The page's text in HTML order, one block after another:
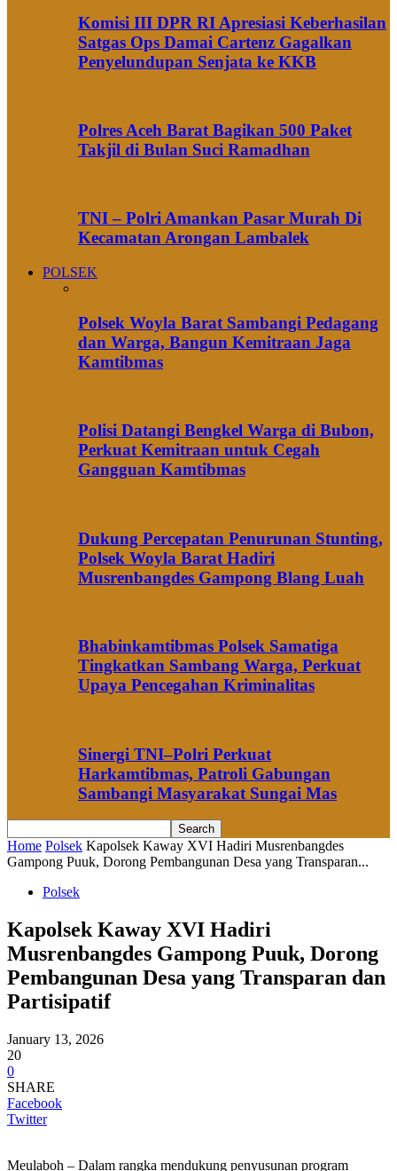
Komisi III DPR RI Apresiasi Keberhasilan
Satgas Ops Damai Cartenz Gagalkan
Penyelundupan Senjata ke KKB
Polres Aceh Barat Bagikan 500 Paket
Takjil di Bulan Suci Ramadhan
TNI – Polri Amankan Pasar Murah Di
Kecamatan Arongan Lambalek
POLSEK
Polsek Woyla Barat Sambangi Pedagang
dan Warga, Bangun Kemitraan Jaga
Kamtibmas
Polisi Datangi Bengkel Warga di Bubon,
Perkuat Kemitraan untuk Cegah
Gangguan Kamtibmas
Dukung Percepatan Penurunan Stunting,
Polsek Woyla Barat Hadiri
Musrenbangdes Gampong Blang Luah
Bhabinkamtibmas Polsek Samatiga
Tingkatkan Sambang Warga, Perkuat
Upaya Pencegahan Kriminalitas
Sinergi TNI–Polri Perkuat
Harkamtibmas, Patroli Gabungan
Sambangi Masyarakat Sungai Mas
Home Polsek Kapolsek Kaway XVI Hadiri Musrenbangdes
Gampong Puuk, Dorong Pembangunan Desa yang Transparan...
Polsek
Kapolsek Kaway XVI Hadiri
Musrenbangdes Gampong Puuk, Dorong
Pembangunan Desa yang Transparan dan
Partisipatif
January 13, 2026
20
0
SHARE
Facebook
Twitter
Meulaboh – Dalam rangka mendukung penyusunan program